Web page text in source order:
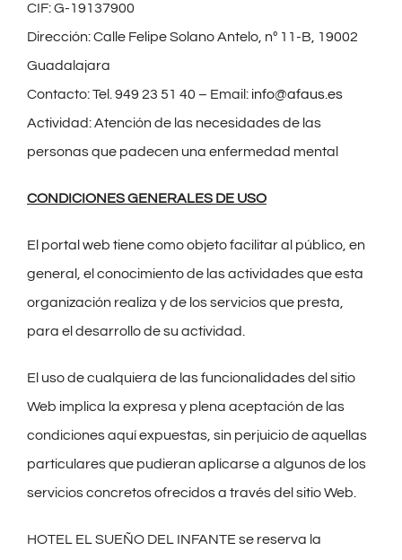
CIF: G-19137900
Dirección: Calle Felipe Solano Antelo, nº 11-B, 19002
Guadalajara
Contacto: Tel. 949 23 51 40 – Email: info@afaus.es
Actividad: Atención de las necesidades de las
personas que padecen una enfermedad mental
CONDICIONES GENERALES DE USO
El portal web tiene como objeto facilitar al público, en
general, el conocimiento de las actividades que esta
organización realiza y de los servicios que presta,
para el desarrollo de su actividad.
El uso de cualquiera de las funcionalidades del sitio
Web implica la expresa y plena aceptación de las
condiciones aquí expuestas, sin perjuicio de aquellas
particulares que pudieran aplicarse a algunos de los
servicios concretos ofrecidos a través del sitio Web.
HOTEL EL SUEÑO DEL INFANTE se reserva la